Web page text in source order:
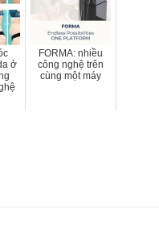
ở
FORMA: nhiều
công nghệ trên
cùng một máy